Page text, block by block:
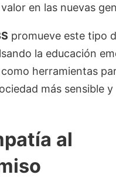
en las nuevas
promueve este tipo
la educación
herramientas
más sensible y
al